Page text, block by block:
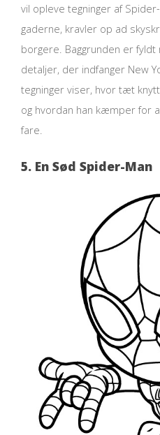
vil opleve tegninger af
gaderne, kravler op ad
borgere. Baggrunden er
detaljer, der indfanger New
tegninger viser, hvor tæt
og hvordan han kæmper for
fare.
5. En Sød Spider-Man